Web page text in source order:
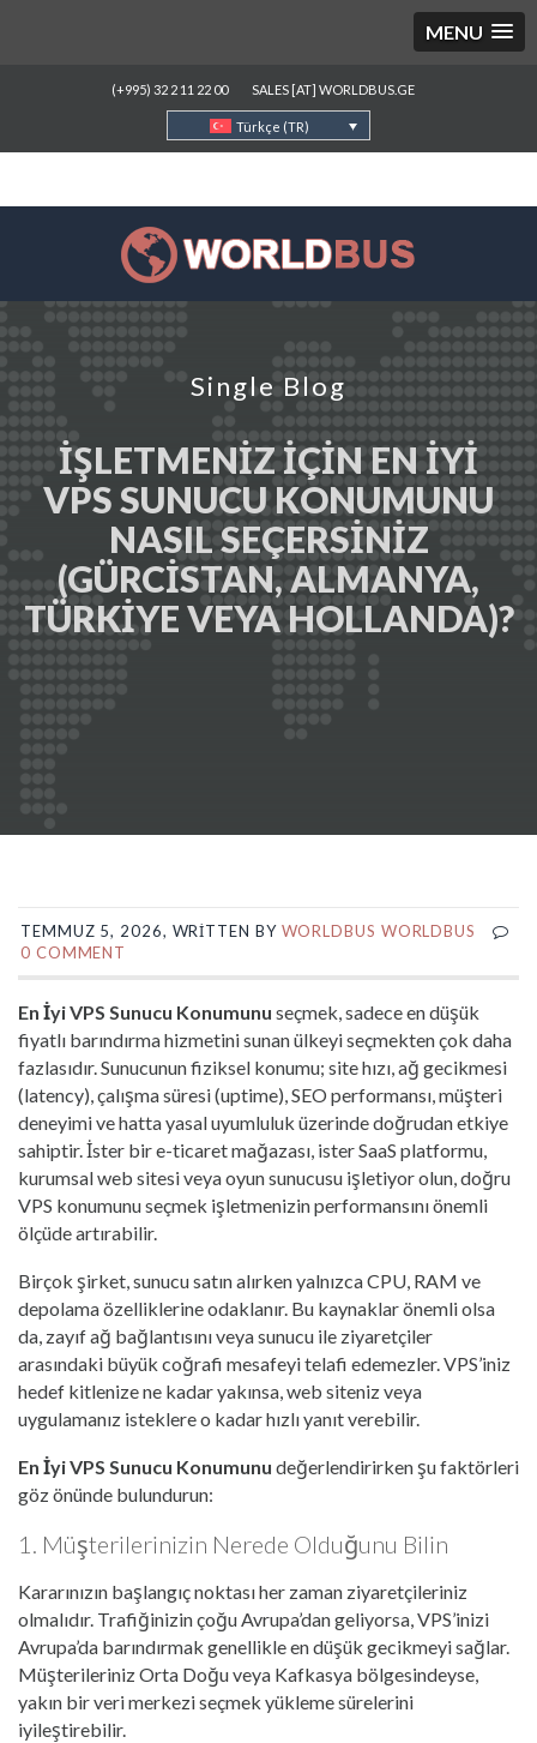
MENU
(+995) 32 2 11 22 00 SALES [AT] WORLDBUS.GE
Türkçe (TR)
Single Blog
İŞLETMENIZ İÇIN EN İYI
VPS SUNUCU KONUMUNU
NASIL SEÇERSINIZ
(GÜRCISTAN, ALMANYA,
TÜRKIYE VEYA HOLLANDA)?
TEMMUZ 5, 2026, WRITTEN BY WORLDBUS WORLDBUS
0 COMMENT
En İyi VPS Sunucu Konumunu seçmek, sadece en düşük
fiyatlı barındırma hizmetini sunan ülkeyi seçmekten çok daha
fazlasıdır. Sunucunun fiziksel konumu; site hızı, ağ gecikmesi
(latency), çalışma süresi (uptime), SEO performansı, müşteri
deneyimi ve hatta yasal uyumluluk üzerinde doğrudan etkiye
sahiptir. İster bir e-ticaret mağazası, ister SaaS platformu,
kurumsal web sitesi veya oyun sunucusu işletiyor olun, doğru
VPS konumunu seçmek işletmenizin performansını önemli
ölçüde artırabilir.
Birçok şirket, sunucu satın alırken yalnızca CPU, RAM ve
depolama özelliklerine odaklanır. Bu kaynaklar önemli olsa
da, zayıf ağ bağlantısını veya sunucu ile ziyaretçiler
arasındaki büyük coğrafi mesafeyi telafi edemezler. VPS’iniz
hedef kitlenize ne kadar yakınsa, web siteniz veya
uygulamanız isteklere o kadar hızlı yanıt verebilir.
En İyi VPS Sunucu Konumunu değerlendirirken şu faktörleri
göz önünde bulundurun:
1. Müşterilerinizin Nerede Olduğunu Bilin
Kararınızın başlangıç noktası her zaman ziyaretçileriniz
olmalıdır. Trafiğinizin çoğu Avrupa’dan geliyorsa, VPS’inizi
Avrupa’da barındırmak genellikle en düşük gecikmeyi sağlar.
Müşterileriniz Orta Doğu veya Kafkasya bölgesindeyse,
yakın bir veri merkezi seçmek yükleme sürelerini
iyileştirebilir.